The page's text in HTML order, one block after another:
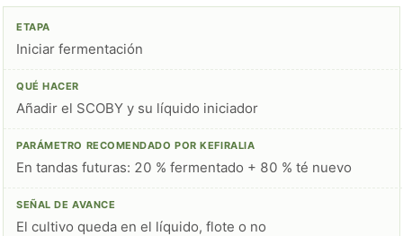
Iniciar fermentación
Añadir el SCOBY y su líquido iniciador
En tandas futuras: 20 % fermentado + 80 % té nuevo
El cultivo queda en el líquido, flote o no